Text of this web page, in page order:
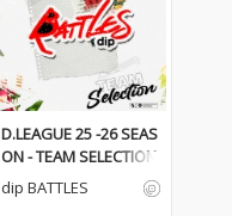
D.LEAGUE 25 -26 SEAS
ON - TEAM SELECTION
dip BATTLES